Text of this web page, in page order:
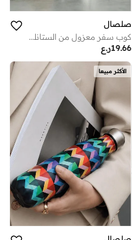
صلصال
كوب سفر معزول من الستانلس ستيل حروف بخط عربي (كالغرافي) - 510 مل
ر.ع19.66
الأكثر مبيعا